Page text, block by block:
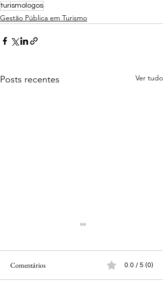
turismologos
Gestão Pública em Turismo
Posts recentes Ver tudo
Comentários 0.0 / 5 (0)